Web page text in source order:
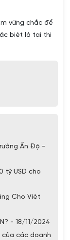
vững chắc để
biệt là tại thị
Ấn Độ -
tỷ USD cho
Cho Việt
- 18/11/2024
các doanh